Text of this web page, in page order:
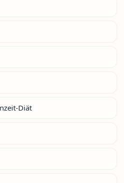
Diät